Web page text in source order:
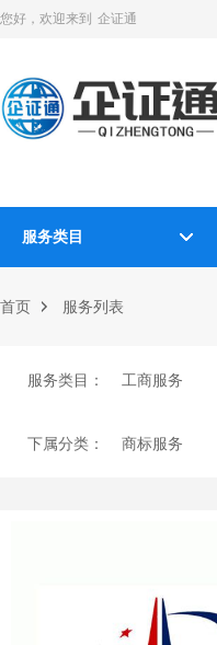
您好，欢迎来到 企证通
服务类目
首页 服务列表
服务类目： 工商服务
下属分类： 商标服务